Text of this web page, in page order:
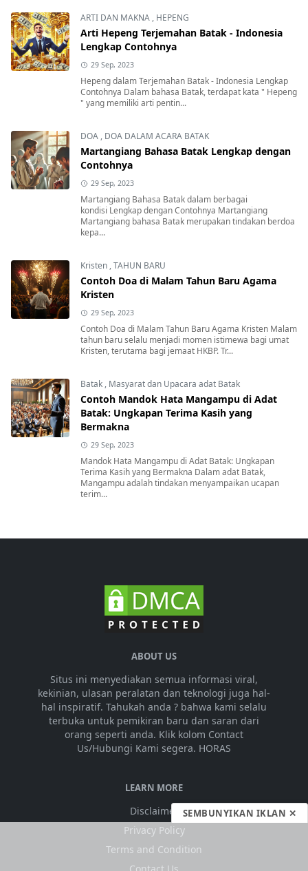
ARTI DAN MAKNA , HEPENG
Arti Hepeng Terjemahan Batak - Indonesia
Lengkap Contohnya
29 Sep, 2023
Hepeng dalam Terjemahan Batak - Indonesia Lengkap
Contohnya Dalam bahasa Batak, terdapat kata " Hepeng
" yang memiliki arti pentin...
DOA , DOA DALAM ACARA BATAK
Martangiang Bahasa Batak Lengkap dengan
Contohnya
29 Sep, 2023
Martangiang Bahasa Batak dalam berbagai
kondisi Lengkap dengan Contohnya Martangiang
Martangiang bahasa Batak merupakan tindakan berdoa
kepa...
Kristen ,TAHUN BARU
Contoh Doa di Malam Tahun Baru Agama
Kristen
29 Sep, 2023
Contoh Doa di Malam Tahun Baru Agama Kristen Malam
tahun baru selalu menjadi momen istimewa bagi umat
Kristen, terutama bagi jemaat HKBP. Tr...
Batak , Masyarat dan Upacara adat Batak
Contoh Mandok Hata Mangampu di Adat
Batak: Ungkapan Terima Kasih yang
Bermakna
29 Sep, 2023
Mandok Hata Mangampu di Adat Batak: Ungkapan
Terima Kasih yang Bermakna Dalam adat Batak,
Mangampu adalah tindakan menyampaikan ucapan
terim...
ABOUT US
Situs ini menyediakan semua informasi viral,
kekinian, ulasan peralatan dan teknologi juga hal-
hal inspiratif. Tahukah anda ? bahwa kami selalu
terbuka untuk pemikiran baru dan saran dari
orang seperti anda. Klik kolom Contact
Us/Hubungi Kami segera. HORAS
LEARN MORE
Disclaimer
Privacy Policy
Terms and Condition
SEMBUNYIKAN IKLAN ✕